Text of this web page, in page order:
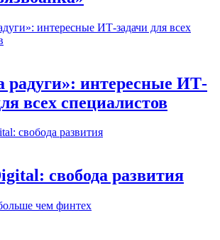
радуги»: интересные ИТ-
всех специалистов
свобода развития